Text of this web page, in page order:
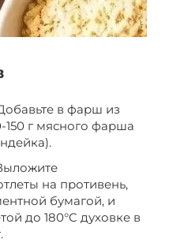
в фарш из
150 г мясного фарша
на противень,
бумагой, и
до 180°C духовке в